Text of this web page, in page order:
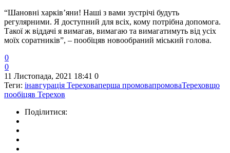
“Шановні харків’яни! Наші з вами зустрічі будуть
регулярними. Я доступний для всіх, кому потрібна допомога.
Такої ж віддачі я вимагав, вимагаю та вимагатимуть від усіх
моїх соратників”, – пообіцяв новообраний міський голова.
0
0
11 Листопада, 2021 18:41 0
Теги: інавгурація Тереховаперша промовапромоваТереховщо
пообіцяв Терехов
Поділитися: